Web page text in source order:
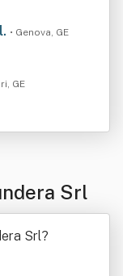
• Genova, GE
GE
Srl
Srl?